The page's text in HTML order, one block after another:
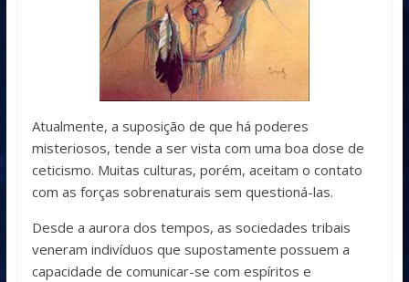
Atualmente, a suposição de que há poderes
misteriosos, tende a ser vista com uma boa dose de
ceticismo. Muitas culturas, porém, aceitam o contato
com as forças sobrenaturais sem questioná-las.
Desde a aurora dos tempos, as sociedades tribais
veneram indivíduos que supostamente possuem a
capacidade de comunicar-se com espíritos e